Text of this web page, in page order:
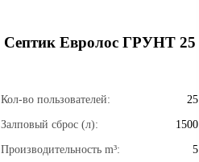
Септик Евролос ГРУНТ 25
Кол-во пользователей: 25
Залповый сброс (л): 1500
Производительность m³: 5